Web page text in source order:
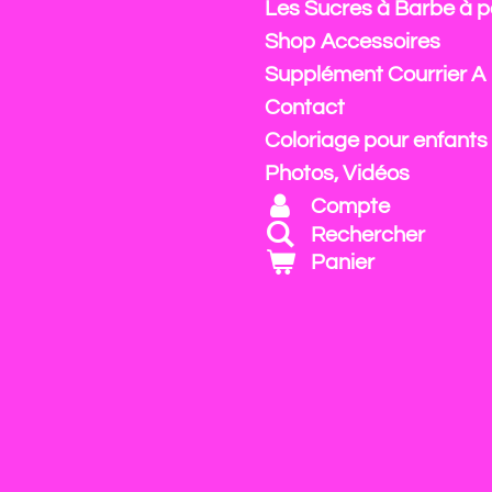
Les Sucres à Barbe à
Shop Accessoires
Supplément Courrier A
Contact
Coloriage pour enfants
Photos, Vidéos
Compte
Rechercher
Panier